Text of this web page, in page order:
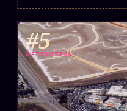
#5
DÉTONATION